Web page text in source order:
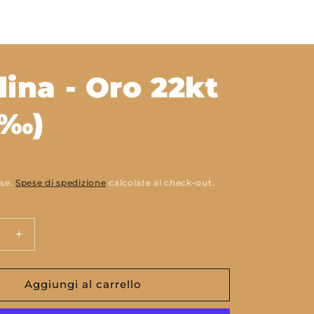
- Oro 22kt
Spese di spedizione calcolate al check-out.
Aumenta
quantità
per
Sterlina
-
Aggiungi al carrello